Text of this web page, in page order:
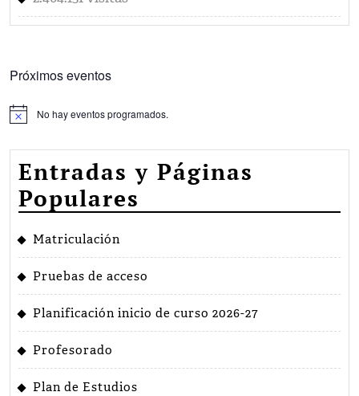
Próximos eventos
Aviso No hay eventos programados.
Entradas y Páginas
Populares
Matriculación
Pruebas de acceso
Planificación inicio de curso 2026-27
Profesorado
Plan de Estudios